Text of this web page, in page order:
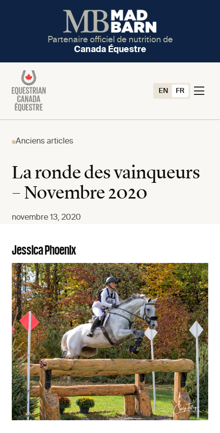
Partenaire officiel de nutrition de
Canada Équestre
EN FR
Anciens articles
La ronde des vainqueurs
– Novembre 2020
novembre 13, 2020
Jessica Phoenix